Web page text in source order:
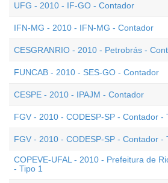
UFG - 2010 - IF-GO - Contador
IFN-MG - 2010 - IFN-MG - Contador
CESGRANRIO - 2010 - Petrobrás -
FUNCAB - 2010 - SES-GO - Contador
CESPE - 2010 - IPAJM - Contador
FGV - 2010 - CODESP-SP - Contador -
FGV - 2010 - CODESP-SP - Contador -
COPEVE-UFAL - 2010 - Prefeitura de
- Tipo 1